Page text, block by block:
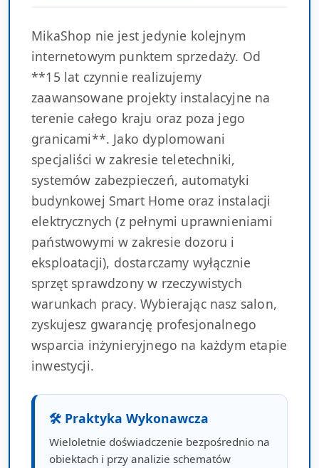
MikaShop nie jest jedynie kolejnym
internetowym punktem sprzedaży. Od
**15 lat czynnie realizujemy
zaawansowane projekty instalacyjne na
terenie całego kraju oraz poza jego
granicami**. Jako dyplomowani
specjaliści w zakresie teletechniki,
systemów zabezpieczeń, automatyki
budynkowej Smart Home oraz instalacji
elektrycznych (z pełnymi uprawnieniami
państwowymi w zakresie dozoru i
eksploatacji), dostarczamy wyłącznie
sprzęt sprawdzony w rzeczywistych
warunkach pracy. Wybierając nasz salon,
zyskujesz gwarancję profesjonalnego
wsparcia inżynieryjnego na każdym etapie
inwestycji.
🛠 Praktyka Wykonawcza
Wieloletnie doświadczenie bezpośrednio na
obiektach i przy analizie schematów